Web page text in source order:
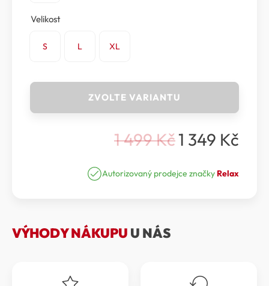
Velikost
S L XL
ESSENCE
ZVOLTE VARIANTU
1 499Kč
Původní
byla:
1 349 Kč
Aktuální
je:
Autorizovaný prodejce značky Relax
VÝHODY NÁKUPU U NÁS